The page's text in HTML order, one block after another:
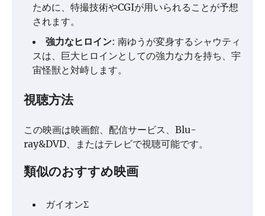
ために、特撮技術やCGIが用いられることが予想
されます。
強力なヒロイン: 南ゆうが変身するシャウティ
スは、巨大ヒロインとしての強力な力を持ち、宇
宙怪獣と対峙します。
視聴方法
この映画は映画館、配信サービス、Blu-
ray&DVD、またはテレビで視聴可能です。
類似のおすすめ映画
ガイオンΣ